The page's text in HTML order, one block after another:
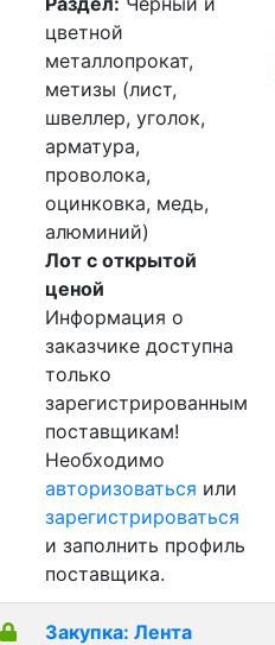
цветной
металлопрокат,
метизы (лист,
швеллер, уголок,
арматура,
проволока,
оцинковка, медь,
алюминий)
Лот с открытой
ценой
Информация о
заказчике доступна
только
зарегистрированным
поставщикам!
Необходимо
авторизоваться или
зарегистрироваться
и заполнить профиль
поставщика.
Закупка: Лента